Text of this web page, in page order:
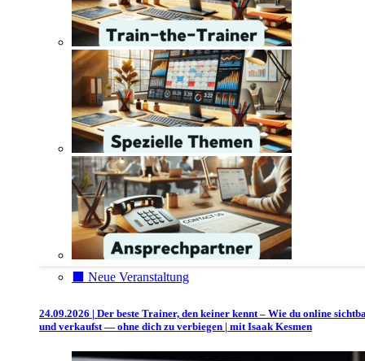
⬛️ Neue Veranstaltung
24.09.2026 | Der beste Trainer, den keiner kennt – Wie du online
und verkaufst — ohne dich zu verbiegen | mit Isaak Kesmen